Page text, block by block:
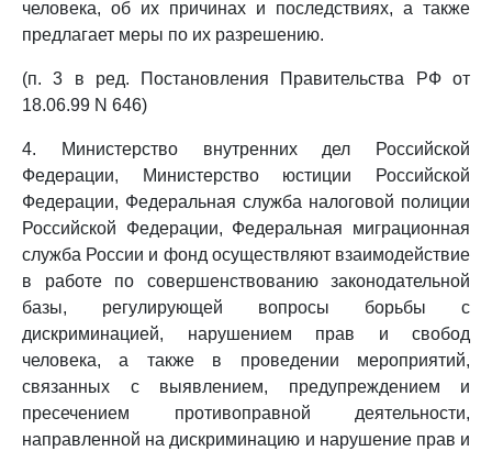
человека, об их причинах и последствиях, а также
предлагает меры по их разрешению.
(п. 3 в ред. Постановления Правительства РФ от
18.06.99 N 646)
4. Министерство внутренних дел Российской
Федерации, Министерство юстиции Российской
Федерации, Федеральная служба налоговой полиции
Российской Федерации, Федеральная миграционная
служба России и фонд осуществляют взаимодействие
в работе по совершенствованию законодательной
базы, регулирующей вопросы борьбы с
дискриминацией, нарушением прав и свобод
человека, а также в проведении мероприятий,
связанных с выявлением, предупреждением и
пресечением противоправной деятельности,
направленной на дискриминацию и нарушение прав и